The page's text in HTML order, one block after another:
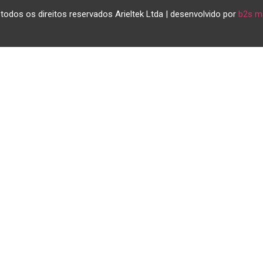
os direitos reservados Arieltek Ltda | desenvolvido por b2s